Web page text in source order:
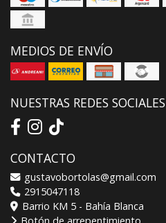
MEDIOS DE ENVÍO
NUESTRAS REDES SOCIALES
CONTACTO
gustavobortolas@gmail.com
2915047118
Barrio KM 5 - Bahía Blanca